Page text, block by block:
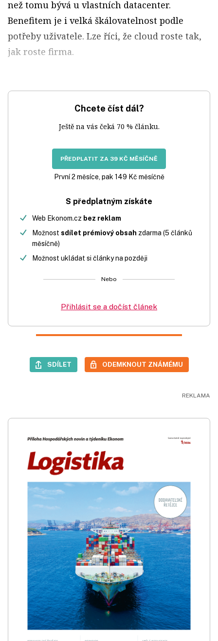
než tomu bývá u vlastních datacenter.
Benefitem je i velká škálovatelnost podle
potřeby uživatele. Lze říci, že cloud roste tak,
jak roste firma.
Chcete číst dál?
Ještě na vás čeká 70 % článku.
PŘEDPLATIT ZA 39 KČ MĚSÍČNĚ
První 2 měsíce, pak 149 Kč měsíčně
S předplatným získáte
Web Ekonom.cz bez reklam
Možnost sdílet prémiový obsah zdarma (5 článků
měsíčně)
Možnost ukládat si články na později
Nebo
Přihlásit se a dočíst článek
SDÍLET ODEMKNOUT ZNÁMÉMU